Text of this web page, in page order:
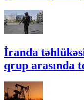
İranda
qrup arasında